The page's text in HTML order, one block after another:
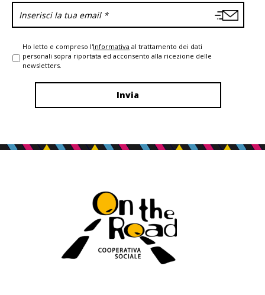
Ho letto e compreso l'Informativa al trattamento dei dati
personali sopra riportata ed acconsento alla ricezione delle
newsletters.